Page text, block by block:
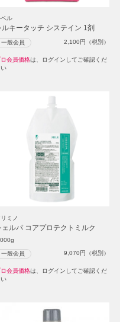
ベル
ルキータッチ システイン 1剤
一般会員 2,100円（税別）
ロ会員価格は、ログインしてご確認くだ
い
ミノ
ェルパ コアプロテクトミルク
一般会員 9,070円（税別）
ロ会員価格は、ログインしてご確認くだ
い